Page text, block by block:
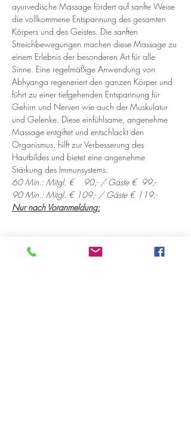
ayurvedische Massage fördert auf sanfte Weise
die vollkommene Entspannung des gesamten
Körpers und des Geistes. Die sanften
Streichbewegungen machen diese Massage zu
einem Erlebnis der besonderen Art für alle
Sinne. Eine regelmäßige Anwendung von
Abhyanga regeneriert den ganzen Körper und
führt zu einer tiefgehenden Entspannung für
Gehirn und Nerven wie auch der Muskulatur
und Gelenke. Diese einfühlsame, angenehme
Massage entgiftet und entschlackt den
Organismus, hilft zur Verbesserung des
Hautbildes und bietet eine angenehme
Stärkung des Immunsystems.
60 Min.: Mitgl. €    90,- / Gäste €  99,-
90 Min.: Mitgl. € 109,- / Gäste € 119,-
Nur nach Voranmeldung: